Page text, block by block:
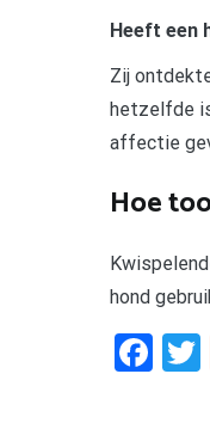
Heeft een
Zij
hetzelfde
affectie
Hoe
hond